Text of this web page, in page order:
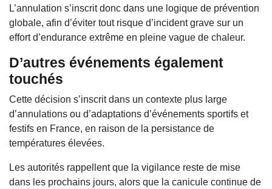
L’annulation s’inscrit donc dans une logique de prévention
globale, afin d’éviter tout risque d’incident grave sur un
effort d’endurance extrême en pleine vague de chaleur.
D’autres événements également
touchés
Cette décision s’inscrit dans un contexte plus large
d’annulations ou d’adaptations d’événements sportifs et
festifs en France, en raison de la persistance de
températures élevées.
Les autorités rappellent que la vigilance reste de mise
dans les prochains jours, alors que la canicule continue de